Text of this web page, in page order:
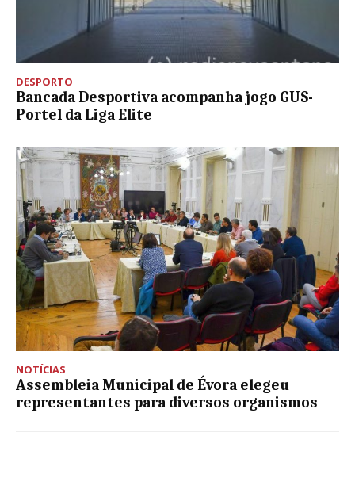
DESPORTO
Bancada Desportiva acompanha jogo GUS-
Portel da Liga Elite
NOTÍCIAS
Assembleia Municipal de Évora elegeu
representantes para diversos organismos